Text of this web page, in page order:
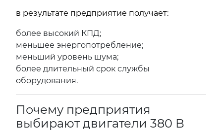
в результате предприятие получает:
более высокий КПД;
меньшее энергопотребление;
меньший уровень шума;
более длительный срок службы
оборудования.
Почему предприятия
выбирают двигатели 380 В